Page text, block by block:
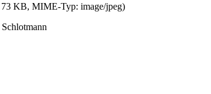
73 KB, MIME-Typ: image/jpeg)